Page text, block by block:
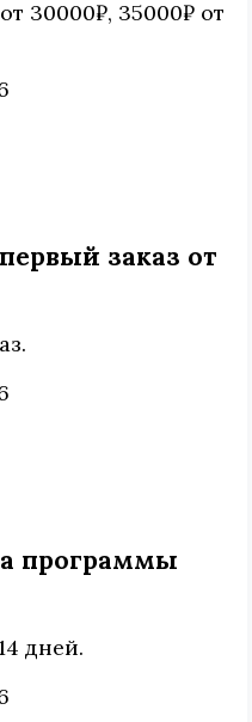
30000₽, 35000₽ от
заказ от
программы
дней.